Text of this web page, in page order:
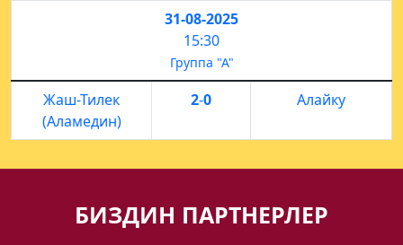
31-08-2025
15:30
Группа "А"
Жаш-Тилек
(Аламедин)
2-0 Алайку
БИЗДИН ПАРТНЕРЛЕР